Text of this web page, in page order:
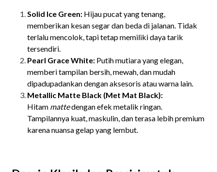
Solid Ice Green: Hijau pucat yang tenang,
memberikan kesan segar dan beda di jalanan. Tidak
terlalu mencolok, tapi tetap memiliki daya tarik
tersendiri.
Pearl Grace White: Putih mutiara yang elegan,
memberi tampilan bersih, mewah, dan mudah
dipadupadankan dengan aksesoris atau warna lain.
Metallic Matte Black (Met Mat Black):
Hitam mattedengan efek metalik ringan.
Tampilannya kuat, maskulin, dan terasa lebih premium
karena nuansa gelap yang lembut.